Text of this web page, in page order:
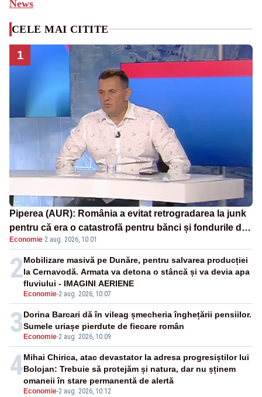
News
CELE MAI CITITE
1
Piperea (AUR): România a evitat retrogradarea la junk
pentru că era o catastrofă pentru bănci și fondurile de
pensii
Economie·2 aug. 2026, 10:01
2
Economie-2 aug. 2026, 10:07
Mobilizare masivă pe Dunăre, pentru salvarea producției
la Cernavodă. Armata va detona o stâncă și va devia apa
fluviului - IMAGINI AERIENE
3 Economie-2 aug. 2026, 10:09
Dorina Barcari dă în vileag șmecheria înghețării pensiilor.
Sumele uriașe pierdute de fiecare român
4
Economie-2 aug. 2026, 10:12
Mihai Chirica, atac devastator la adresa progresiștilor lui
Bolojan: Trebuie să protejăm și natura, dar nu șținem
omaneii în stare permanentă de alertă